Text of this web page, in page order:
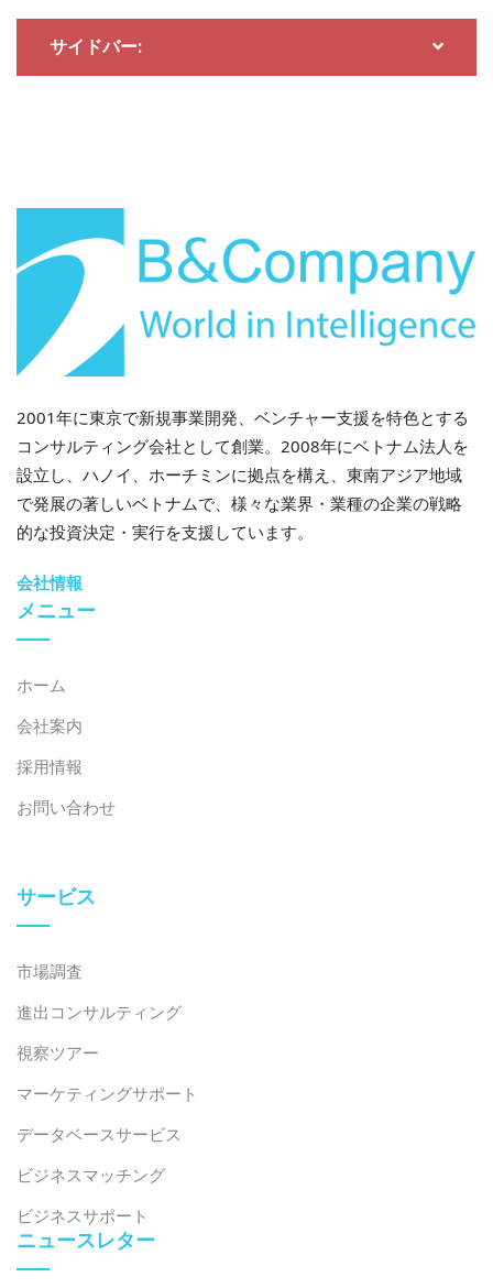
サイドバー:
2001年に東京で新規事業開発、ベンチャー支援を特色とする
コンサルティング会社として創業。2008年にベトナム法人を
設立し、ハノイ、ホーチミンに拠点を構え、東南アジア地域
で発展の著しいベトナムで、様々な業界・業種の企業の戦略
的な投資決定・実行を支援しています。
会社情報
メニュー
ホーム
会社案内
採用情報
お問い合わせ
サービス
市場調査
進出コンサルティング
視察ツアー
マーケティングサポート
データベースサービス
ビジネスマッチング
ビジネスサポート
ニュースレター